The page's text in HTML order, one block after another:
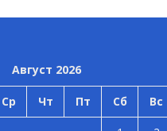
Август 2026
Ср Чт Пт Сб Вс